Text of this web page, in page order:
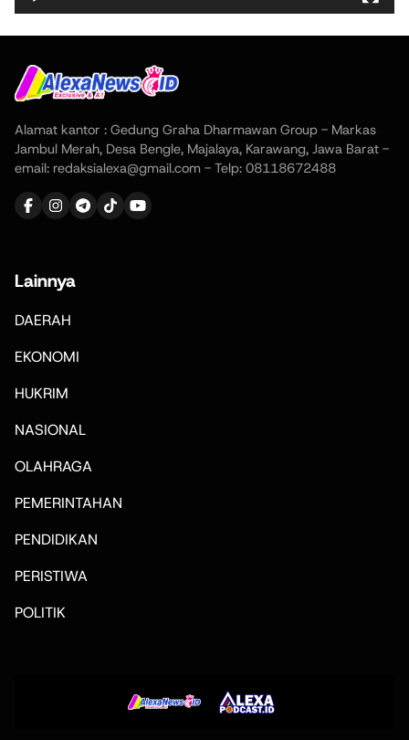
Alamat kantor : Gedung Graha Dharmawan Group - Markas
Jambul Merah, Desa Bengle, Majalaya, Karawang, Jawa Barat -
email: redaksialexa@gmail.com - Telp: 08118672488
Lainnya
DAERAH
EKONOMI
HUKRIM
NASIONAL
OLAHRAGA
PEMERINTAHAN
PENDIDIKAN
PERISTIWA
POLITIK